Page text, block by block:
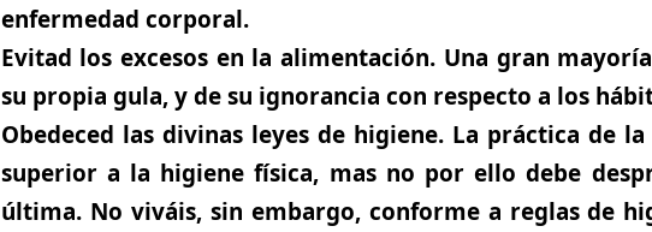
enfermedad corporal.
Evitad los excesos en la alimentación. Una gran
su propia gula, y de su ignorancia con respecto a los
Obedeced las divinas leyes de higiene. La práctica de
superior a la higiene física, mas no por ello debe
última. No viváis, sin embargo, conforme a reglas de